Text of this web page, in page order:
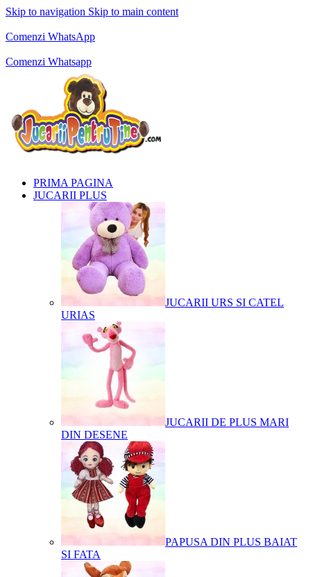
Skip to navigation Skip to main content
Comenzi WhatsApp
Comenzi Whatsapp
PRIMA PAGINA
JUCARII PLUS
JUCARII URS SI CATEL
URIAS
JUCARII DE PLUS MARI
DIN DESENE
PAPUSA DIN PLUS BAIAT
SI FATA